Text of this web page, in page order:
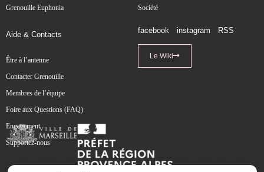
Grenouille Euphonia Société
Aide & Contacts
Être à l’antenne
Contacter Grenouille
Membres de l’équipe
Foire aux Questions (FAQ)
Engagement
Supportez-nous
facebook instagram RSS
Le Wiki